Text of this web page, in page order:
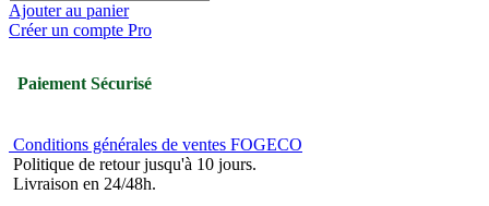
Ajouter au panier
Créer un compte Pro
Paiement Sécurisé
Conditions générales de ventes FOGECO
Politique de retour jusqu'à 10 jours.
Livraison en 24/48h.